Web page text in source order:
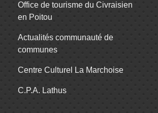
Office de tourisme du Civraisien
en Poitou
Actualités communauté de
communes
Centre Culturel La Marchoise
C.P.A. Lathus